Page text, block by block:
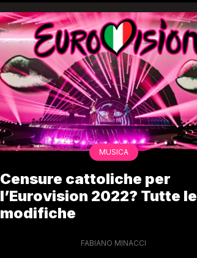
MUSICA
Censure cattoliche per
l’Eurovision 2022? Tutte le
modifiche
FABIANO MINACCI